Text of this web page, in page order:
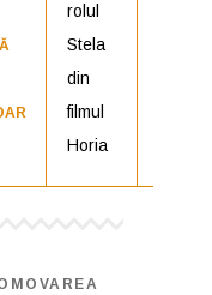
rolul
Stela
din
filmul
Horia